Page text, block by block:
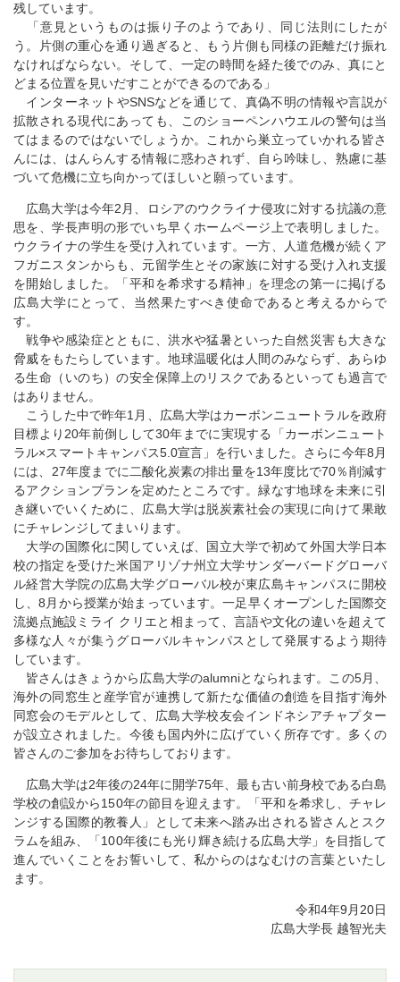
残しています。
「意見というものは振り子のようであり、同じ法則にしたが
う。片側の重心を通り過ぎると、もう片側も同様の距離だけ振れ
なければならない。そして、一定の時間を経た後でのみ、真にと
どまる位置を見いだすことができるのである」
インターネットやSNSなどを通じて、真偽不明の情報や言説が
拡散される現代にあっても、このショーペンハウエルの警句は当
てはまるのではないでしょうか。これから巣立っていかれる皆さ
んには、はんらんする情報に惑わされず、自ら吟味し、熟慮に基
づいて危機に立ち向かってほしいと願っています。
広島大学は今年2月、ロシアのウクライナ侵攻に対する抗議の意
思を、学長声明の形でいち早くホームページ上で表明しました。
ウクライナの学生を受け入れています。一方、人道危機が続くア
フガニスタンからも、元留学生とその家族に対する受け入れ支援
を開始しました。「平和を希求する精神」を理念の第一に掲げる
広島大学にとって、当然果たすべき使命であると考えるからで
す。
戦争や感染症とともに、洪水や猛暑といった自然災害も大きな
脅威をもたらしています。地球温暖化は人間のみならず、あらゆ
る生命（いのち）の安全保障上のリスクであるといっても過言で
はありません。
こうした中で昨年1月、広島大学はカーボンニュートラルを政府
目標より20年前倒しして30年までに実現する「カーボンニュート
ラル×スマートキャンパス5.0宣言」を行いました。さらに今年8月
には、27年度までに二酸化炭素の排出量を13年度比で70％削減す
るアクションプランを定めたところです。緑なす地球を未来に引
き継いでいくために、広島大学は脱炭素社会の実現に向けて果敢
にチャレンジしてまいります。
大学の国際化に関していえば、国立大学で初めて外国大学日本
校の指定を受けた米国アリゾナ州立大学サンダーバードグローバ
ル経営大学院の広島大学グローバル校が東広島キャンパスに開校
し、8月から授業が始まっています。一足早くオープンした国際交
流拠点施設ミライ クリエと相まって、言語や文化の違いを超えて
多様な人々が集うグローバルキャンパスとして発展するよう期待
しています。
皆さんはきょうから広島大学のalumniとなられます。この5月、
海外の同窓生と産学官が連携して新たな価値の創造を目指す海外
同窓会のモデルとして、広島大学校友会インドネシアチャプター
が設立されました。今後も国内外に広げていく所存です。多くの
皆さんのご参加をお待ちしております。
広島大学は2年後の24年に開学75年、最も古い前身校である白島
学校の創設から150年の節目を迎えます。「平和を希求し、チャレ
ンジする国際的教養人」として未来へ踏み出される皆さんとスク
ラムを組み、「100年後にも光り輝き続ける広島大学」を目指して
進んでいくことをお誓いして、私からのはなむけの言葉といたし
ます。
令和4年9月20日
広島大学長 越智光夫